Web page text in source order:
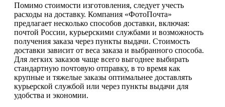
Помимо стоимости изготовления, следует учесть
расходы на доставку. Компания «ФотоПочта»
предлагает несколько способов доставки, включая:
почтой России, курьерскими службами и возможность
получения заказа через пункты выдачи. Стоимость
доставки зависит от веса заказа и выбранного способа.
Для легких заказов чаще всего выгоднее выбирать
стандартную почтовую отправку, в то время как
крупные и тяжелые заказы оптимальнее доставлять
курьерской службой или через пункты выдачи для
удобства и экономии.